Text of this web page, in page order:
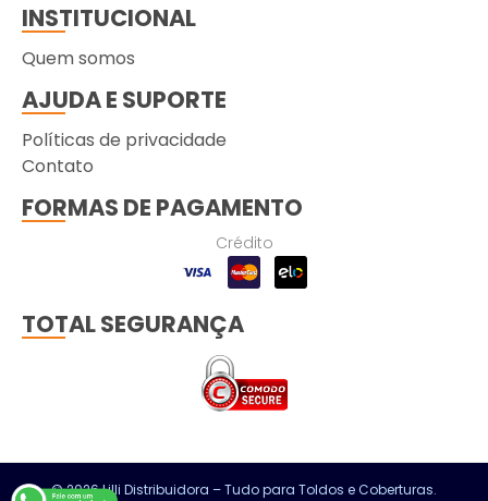
INSTITUCIONAL
Quem somos
AJUDA E SUPORTE
Políticas de privacidade
Contato
FORMAS DE PAGAMENTO
Crédito
TOTAL SEGURANÇA
© 2026 Lilli Distribuidora – Tudo para Toldos e Coberturas.